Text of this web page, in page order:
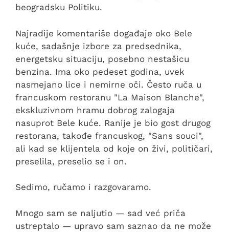
beogradsku Politiku.
Najradije komentariše događaje oko Bele
kuće, sadašnje izbore za predsednika,
energetsku situaciju, posebno nestašicu
benzina. Ima oko pedeset godina, uvek
nasmejano lice i nemirne oči. Često ruča u
francuskom restoranu "La Maison Blanche",
ekskluzivnom hramu dobrog zalogaja
nasuprot Bele kuće. Ranije je bio gost drugog
restorana, takođe francuskog, "Sans souci",
ali kad se klijentela od koje on živi, političari,
preselila, preselio se i on.
Sedimo, ručamo i razgovaramo.
Mnogo sam se naljutio — sad već priča
ustreptalo — upravo sam saznao da ne može